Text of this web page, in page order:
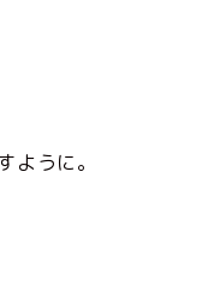
ように。